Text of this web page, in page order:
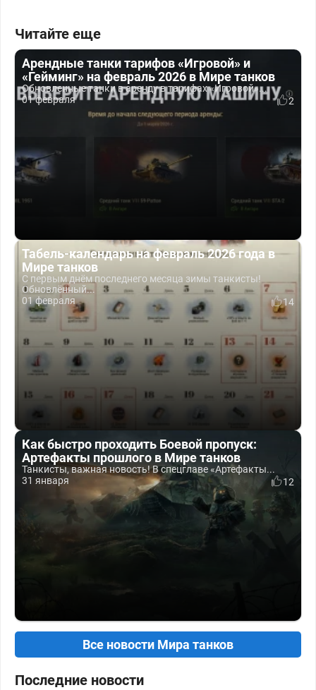
Читайте еще
Арендные танки тарифов «Игровой» и
«Гейминг» на февраль 2026 в Мире танков
Обновленные танки в аренду в тарифах «Игровой»...
01 февраля
2
Табель-календарь на февраль 2026 года в
Мире танков
С первым днём последнего месяца зимы танкисты!
Обновлённый...
01 февраля
14
Как быстро проходить Боевой пропуск:
Артефакты прошлого в Мире танков
Танкисты, важная новость! В спецглаве «Артефакты...
31 января
12
Все новости Мира танков
Последние новости